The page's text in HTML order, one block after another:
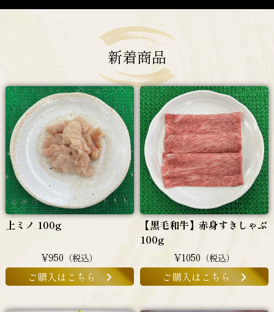
新着商品
上ミノ 100g
¥950 （税込）
ご購入はこちら
【黒毛和牛】赤身すきしゃぶ
100g
¥1050 （税込）
ご購入はこちら